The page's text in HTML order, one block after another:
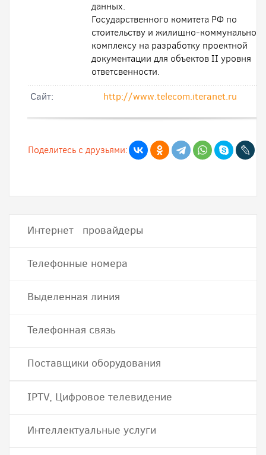
данных.
Государственного комитета РФ по
стоительству и жилищно-
комплексу на разработку проектной
документации для объектов II уровня
ответсвенности.
Cайт:
http://www.telecom.iteranet.ru
Поделитесь с друзьями:
Интернет провайдеры
Телефонные номера
Выделенная линия
Телефонная связь
Поставщики оборудования
IPTV, Цифровое телевидение
Интеллектуальные услуги